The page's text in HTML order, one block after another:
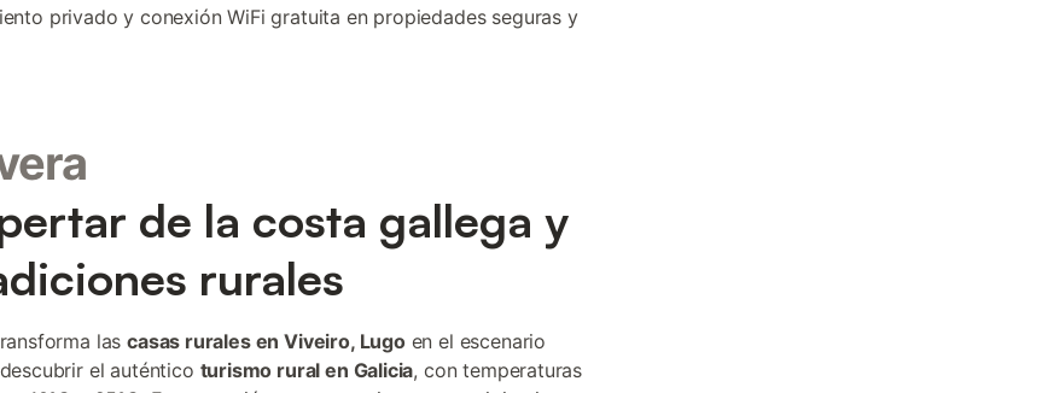
privado y conexión WiFi gratuita en propiedades seguras y
de la costa gallega y
rurales
lascasas rurales en Viveiro, Lugoen el escenario
el auténtico turismo rural en Galicia, con temperaturas